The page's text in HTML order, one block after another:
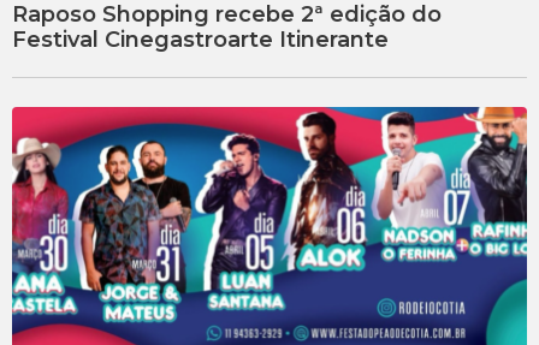
Raposo Shopping recebe 2ª edição do
Festival Cinegastroarte Itinerante